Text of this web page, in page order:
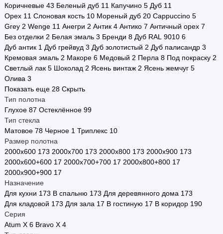
Стоимость
Страна производства
Двери в наличии
Показать все
Коричневые 43 Беленый дуб 11 Капучино 5 Дуб 11
Орех 11 Слоновая кость 10 Мореный дуб 20 Cappuccino 5
Grey 2 Wenge 11 Анегри 2 Антик 4 Антико 7 Античный орех 7
Без отделки 2 Белая эмаль 3 Бренди 8 Дуб RAL 9010 6
Дуб антик 1 Дуб грейвуд 3 Дуб золотистый 2 Дуб палисандр 3
Кремовая эмаль 2 Макоре 6 Медовый 2 Перла 8 Под покраску 2
Светлый лак 5 Шоколад 2 Ясень винтаж 2 Ясень жемчуг 5
Олива 3
Показать еще 28 Скрыть
Тип полотна
Глухое 87 Остеклённое 99
Тип стекла
Матовое 78 Черное 1 Триплекс 10
Размер полотна
2000х600 173 2000х700 173 2000х800 173 2000х900 173
2000х600+600 17 2000х700+700 17 2000х800+800 17
2000х900+900 17
Назначение
Для кухни 173 В спальню 173 Для деревянного дома 173
Для кладовой 173 Для зала 17 В гостиную 17 В коридор 190
Серия
Atum X 6 Bravo X 4